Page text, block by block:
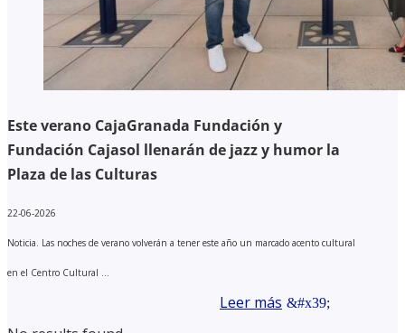
Este verano CajaGranada Fundación y
Fundación Cajasol llenarán de jazz y humor la
Plaza de las Culturas
22-06-2026
Noticia. Las noches de verano volverán a tener este año un marcado acento cultural
en el Centro Cultural ...
Leer más